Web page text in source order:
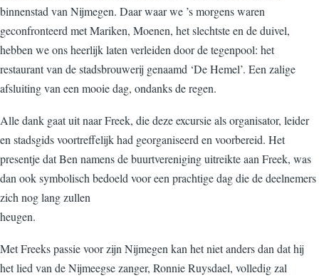
binnenstad van Nijmegen. Daar waar we ’s morgens waren
geconfronteerd met Mariken, Moenen, het slechtste en de duivel,
hebben we ons heerlijk laten verleiden door de tegenpool: het
restaurant van de stadsbrouwerij genaamd ‘De Hemel’. Een zalige
afsluiting van een mooie dag, ondanks de regen.
Alle dank gaat uit naar Freek, die deze excursie als organisator, leider
en stadsgids voortreffelijk had georganiseerd en voorbereid. Het
presentje dat Ben namens de buurtvereniging uitreikte aan Freek, was
dan ook symbolisch bedoeld voor een prachtige dag die de deelnemers
zich nog lang zullen
heugen.
Met Freeks passie voor zijn Nijmegen kan het niet anders dan dat hij
het lied van de Nijmeegse zanger, Ronnie Ruysdael, volledig zal